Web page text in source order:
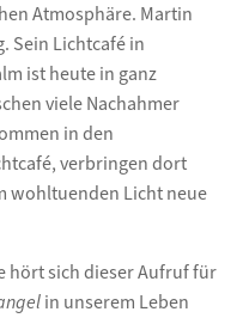
Atmosphäre. Martin
Sein Lichtcafé in
ist heute in ganz
viele Nachahmer
in den
verbringen dort
wohltuenden Licht neue
hört sich dieser Aufruf für
in unserem Leben